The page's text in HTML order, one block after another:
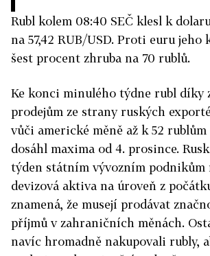
Rubl kolem 08:40 SEČ klesl k
na 57,42 RUB/USD. Proti euru jeho
šest procent zhruba na 70 rublů.
Ke konci minulého týdne rubl díky
prodejům ze strany ruských
vůči americké měně až k 52 rublům
dosáhl maxima od 4. prosince.
týden státním vývozním
devizová aktiva na úroveň z
znamená, že musejí prodávat
příjmů v zahraničních měnách.
navíc hromadně nakupovali rubly,